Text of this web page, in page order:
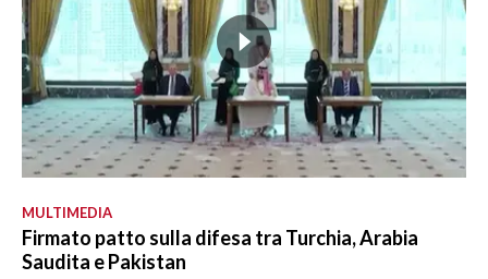
MULTIMEDIA
Firmato patto sulla difesa tra Turchia, Arabia
Saudita e Pakistan